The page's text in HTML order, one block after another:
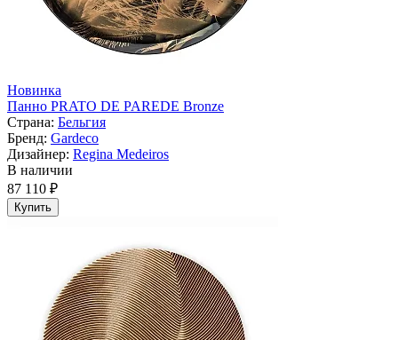
Новинка
Панно PRATO DE PAREDE Bronze
Страна: Бельгия
Бренд: Gardeco
Дизайнер: Regina Medeiros
В наличии
87 110 ₽
Купить